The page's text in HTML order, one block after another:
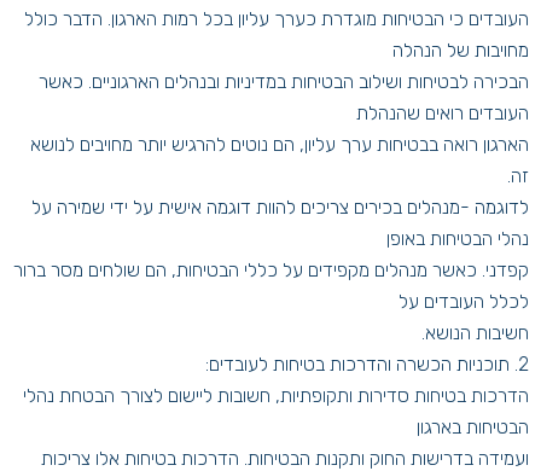
העובדים כי הבטיחות מוגדרת כערך עליון בכל רמות הארגון. הדבר כולל
מחויבות של הנהלה
הבכירה לבטיחות ושילוב הבטיחות במדיניות ובנהלים הארגוניים. כאשר
העובדים רואים שהנהלת
הארגון רואה בבטיחות ערך עליון, הם נוטים להרגיש יותר מחויבים לנושא
זה.
לדוגמה -מנהלים בכירים צריכים להוות דוגמה אישית על ידי שמירה על
נהלי הבטיחות באופן
קפדני. כאשר מנהלים מקפידים על כללי הבטיחות, הם שולחים מסר ברור
לכלל העובדים על
חשיבות הנושא.
2. תוכניות הכשרה והדרכות בטיחות לעובדים:
הדרכות בטיחות סדירות ותקופתיות, חשובות ליישום לצורך הבטחת נהלי
הבטיחות בארגון
ועמידה בדרישות החוק ותקנות הבטיחות. הדרכות בטיחות אלו צריכות